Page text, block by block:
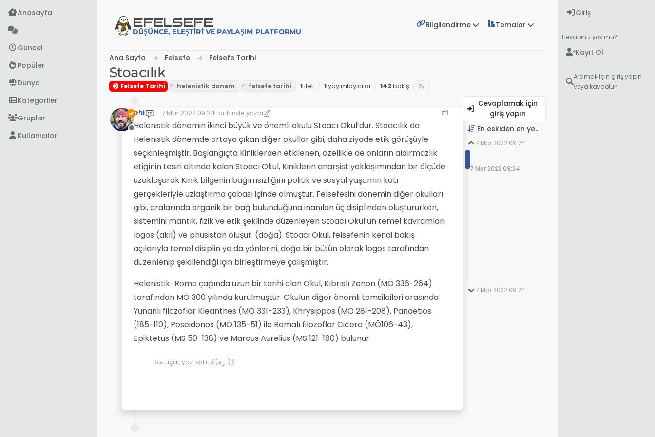
İçeriğe atla
Anasayfa
Güncel
Popüler
Dünya
Kategoriler
Gruplar
Kullanıcılar
EFELSEFE
DÜŞÜNCE, ELEŞTIRI VE PAYLAŞIM PLATFORMU
Bilgilendirme Temalar
Ana Sayfa Felsefe Felsefe Tarihi
Stoacılık
Felsefe Tarihi 1i̇leti 1 yayımlayıcılar 142bakış
Çevrimdışı
phi 7 Mar 2022 09:24 tarihinde yazdı
Son düzenleyen: phi3 Tem 2022 09:24
#1
Helenistik dönemin ikinci büyük ve önemli okulu Stoacı Okul’dur. Stoacılık da
Helenistik dönemde ortaya çıkan diğer okullar gibi, daha ziyade etik görüşüyle
seçkinleşmiştir. Başlangıçta Kiniklerden etkilenen, özellikle de onların aldırmazlık
etiğinin tesiri altında kalan Stoacı Okul, Kiniklerin anarşist yaklaşımından bir ölçüde
uzaklaşarak Kinik bilgenin bağımsızlığını politik ve sosyal yaşamın katı
gerçekleriyle uzlaştırma çabası içinde olmuştur. Felsefesini dönemin diğer okulları
gibi, aralarında organik bir bağ bulunduğuna inanılan üç disiplinden oluştururken,
sistemini mantık, fizik ve etik şeklinde düzenleyen Stoacı Okul’un temel kavramları
logos (akıl) ve phusistan oluşur. (doğa). Stoacı Okul, felsefenin kendi bakış
açılarıyla temel disiplin ya da yönlerini, doğa bir bütün olarak logos tarafından
düzenlenip şekillendiği için birleştirmeye çalışmıştır.
Helenistik-Roma çağında uzun bir tarihi olan Okul, Kıbrıslı Zenon (MÖ 336-264)
tarafından MÖ 300 yılında kurulmuştur. Okulun diğer önemli temsilcileri arasında
Yunanlı filozoflar Kleanthes (MÖ 331-233), Khrysippos (MÖ 281-208), Panaetios
(185-110), Poseidonos (MÖ 135-51) ile Romalı filozoflar Cicero (MÖ106-43),
Epiktetus (MS 50-138) ve Marcus Aurelius (MS 121-180) bulunur.
Söz uçar, yazı kalır. ✌(◕‿-)✌
Cevaplamak için
giriş yapın
En eskiden en yeniye
7 Mar 2022 09:24
7 Mar 2022 09:24
7 Mar 2022 09:24
Giriş
Hesabınız yok mu?
Kayıt Ol
Aramak için giriş yapın
veya kaydolun